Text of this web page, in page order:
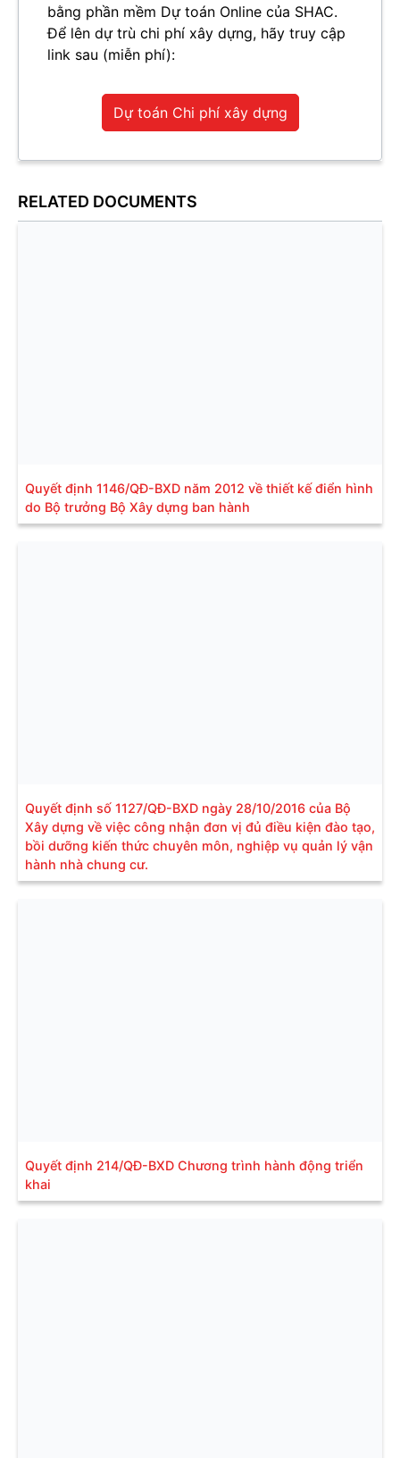
bằng phần mềm Dự toán Online của SHAC.
Để lên dự trù chi phí xây dựng, hãy truy cập
link sau (miễn phí):
Dự toán Chi phí xây dựng
RELATED DOCUMENTS
Quyết định 1146/QĐ-BXD năm 2012 về thiết kế điển hình
do Bộ trưởng Bộ Xây dựng ban hành
Quyết định số 1127/QĐ-BXD ngày 28/10/2016 của Bộ
Xây dựng về việc công nhận đơn vị đủ điều kiện đào tạo,
bồi dưỡng kiến thức chuyên môn, nghiệp vụ quản lý vận
hành nhà chung cư.
Quyết định 214/QĐ-BXD Chương trình hành động triển
khai